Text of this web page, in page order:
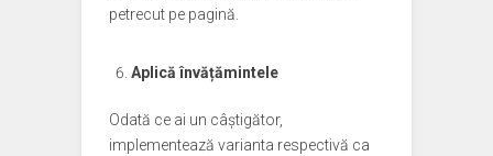
petrecut pe pagină.
Aplică învățămintele
Odată ce ai un câștigător,
implementează varianta respectivă ca